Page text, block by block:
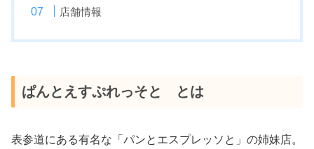
店舗情報
ぱんとえすぷれっそと とは
表参道にある有名な「パンとエスプレッソと」の姉妹店。